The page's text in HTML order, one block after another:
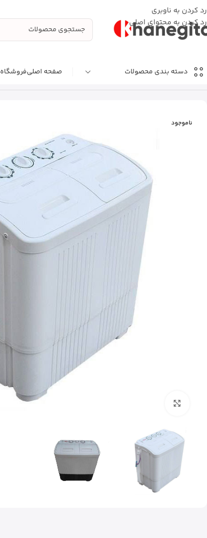
رد کردن به ناوبری
رد کردن به محتوای اصلی
دسته بندی محصولات صفحه اصلیفروشگاه
خانه مینی واش اینترنشنال آنیل مدل WM3500 ظرفیت 3.5 کیلوگرم
ناموجود